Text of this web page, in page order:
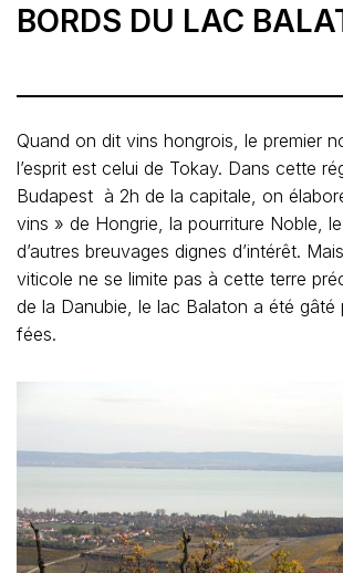
BORDS DU LAC
Quand on dit vins hongrois, le premier
l’esprit est celui de Tokay. Dans cette
Budapest à 2h de la capitale, on
vins » de Hongrie, la pourriture Noble, le
d’autres breuvages dignes d’intérêt.
viticole ne se limite pas à cette terre
de la Danubie, le lac Balaton a été gâté
fées.